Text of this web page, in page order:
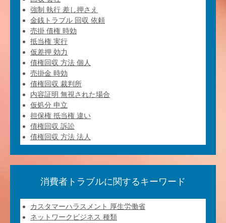
強制 執行 差し押さえ
金銭トラブル 回収 依頼
売掛 債権 時効
抵当権 実行
仮差押 効力
債権回収 方法 個人
売掛金 時効
債権回収 裁判所
内容証明 無視された場合
仮処分 申立
担保権 抵当権 違い
債権回収 訴訟
債権回収 方法 法人
消費者トラブルに関するキーワード
カスタマーハラスメント 厚生労働省
ネットワークビジネス 種類